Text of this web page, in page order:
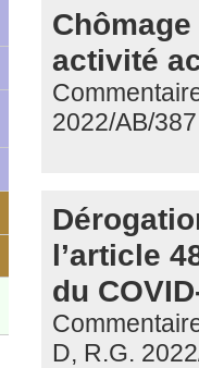
activité
2022/AB/387
l’article
du
D, R.G.